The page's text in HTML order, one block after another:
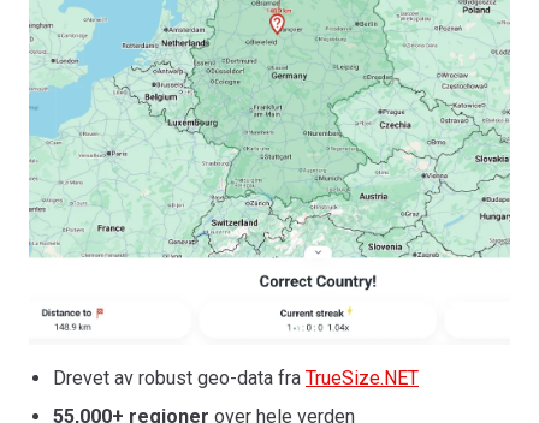
Drevet av robust geo-data fra TrueSize.NET
55,000+ regioner over hele verden